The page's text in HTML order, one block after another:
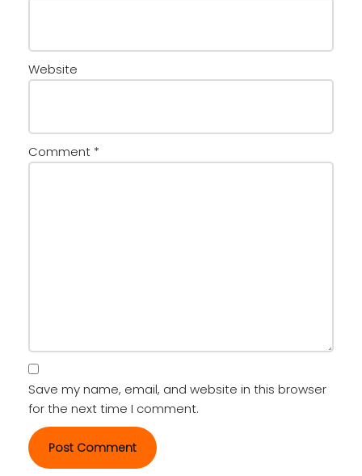
Website
Comment *
Save my name, email, and website in this browser
for the next time I comment.